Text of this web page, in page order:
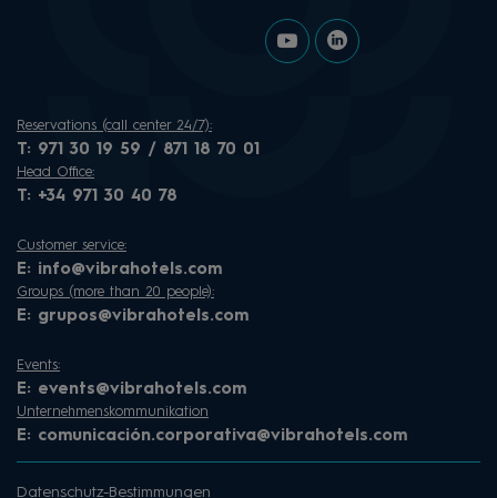
Reservations (call center 24/7):
T: 971 30 19 59 / 871 18 70 01
Head Office:
T: +34 971 30 40 78
Customer service:
E: info@vibrahotels.com
Groups (more than 20 people):
E: grupos@vibrahotels.com
Events:
E: events@vibrahotels.com
Unternehmenskommunikation
E: comunicación.corporativa@vibrahotels.com
Datenschutz-Bestimmungen